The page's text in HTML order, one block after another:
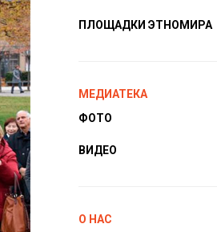
ПЛОЩАДКИ ЭТНОМИРА
МЕДИАТЕКА
ФОТО
ВИДЕО
О НАС